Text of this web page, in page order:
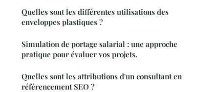
Quelles sont les différentes utilisations des
enveloppes plastiques ?
Simulation de portage salarial : une approche
pratique pour évaluer vos projets.
Quelles sont les attributions d'un consultant en
référencement SEO ?